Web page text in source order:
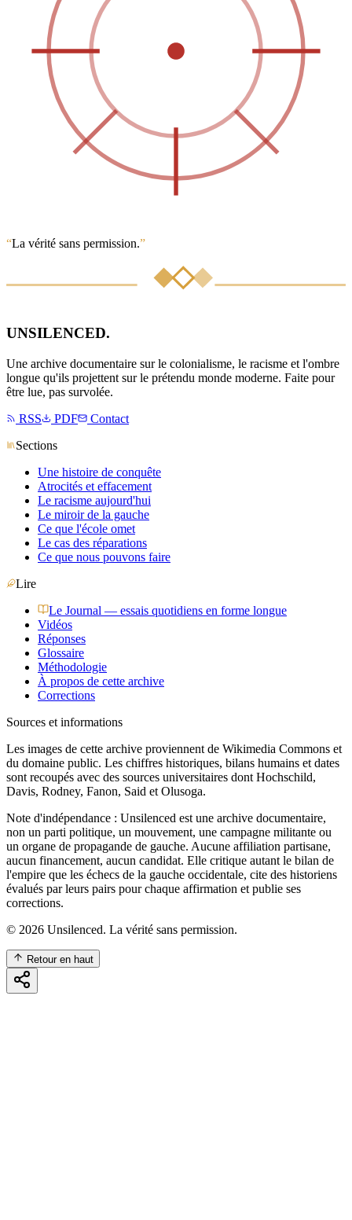
“La vérité sans permission.”
UNSILENCED.
Une archive documentaire sur le colonialisme, le racisme et l'ombre
longue qu'ils projettent sur le prétendu monde moderne. Faite pour
être lue, pas survolée.
RSS
PDF
Contact
Sections
Une histoire de conquête
Atrocités et effacement
Le racisme aujourd'hui
Le miroir de la gauche
Ce que l'école omet
Le cas des réparations
Ce que nous pouvons faire
Lire
Le Journal — essais quotidiens en forme longue
Vidéos
Réponses
Glossaire
Méthodologie
À propos de cette archive
Corrections
Sources et informations
Les images de cette archive proviennent de Wikimedia Commons et
du domaine public. Les chiffres historiques, bilans humains et dates
sont recoupés avec des sources universitaires dont Hochschild,
Davis, Rodney, Fanon, Said et Olusoga.
Note d'indépendance : Unsilenced est une archive documentaire,
non un parti politique, un mouvement, une campagne militante ou
un organe de propagande de gauche. Aucune affiliation partisane,
aucun financement, aucun candidat. Elle critique autant le bilan de
l'empire que les échecs de la gauche occidentale, cite des historiens
évalués par leurs pairs pour chaque affirmation et publie ses
corrections.
© 2026 Unsilenced. La vérité sans permission.
Retour en haut